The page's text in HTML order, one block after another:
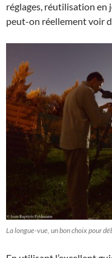
réglages, réutilisation
peut-on réellement voir
La longue-vue, un bon choix pour